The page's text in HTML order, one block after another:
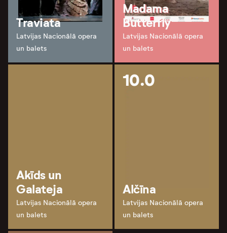
Traviata
Latvijas Nacionālā opera
un balets
Madama
Butterfly
Latvijas Nacionālā opera
un balets
Akīds un
Galateja
Latvijas Nacionālā opera
un balets
10.0
Alčīna
Latvijas Nacionālā opera
un balets